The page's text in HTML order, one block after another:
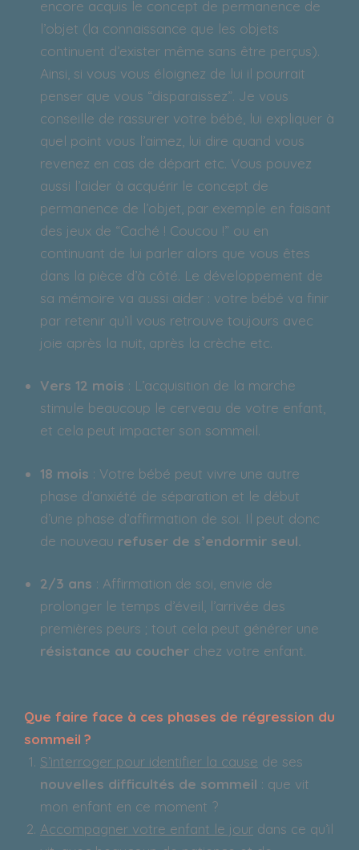
encore acquis le concept de permanence de
l’objet (la connaissance que les objets
continuent d’exister même sans être perçus).
Ainsi, si vous vous éloignez de lui il pourrait
penser que vous “disparaissez”. Je vous
conseille de rassurer votre bébé, lui expliquer à
quel point vous l’aimez, lui dire quand vous
revenez en cas de départ etc. Vous pouvez
aussi l’aider à acquérir le concept de
permanence de l’objet, par exemple en faisant
des jeux de “Caché ! Coucou !” ou en
continuant de lui parler alors que vous êtes
dans la pièce d’à côté. Le développement de
sa mémoire va aussi aider : votre bébé va finir
par retenir qu’il vous retrouve toujours avec
joie après la nuit, après la crèche etc.
Vers 12 mois : L’acquisition de la marche
stimule beaucoup le cerveau de votre enfant,
et cela peut impacter son sommeil.
18 mois : Votre bébé peut vivre une autre
phase d’anxiété de séparation et le début
d’une phase d’affirmation de soi. Il peut donc
de nouveau refuser de s’endormir seul.
2/3 ans : Affirmation de soi, envie de
prolonger le temps d’éveil, l’arrivée des
premières peurs ; tout cela peut générer une
résistance au coucher chez votre enfant.
Que faire face à ces phases de régression du
sommeil ?
S’interroger pour identifier la cause de ses
nouvelles difficultés de sommeil : que vit
mon enfant en ce moment ?
Accompagner votre enfant le jour dans ce qu’il